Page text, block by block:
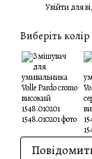
Увійтидля
Виберіть колір